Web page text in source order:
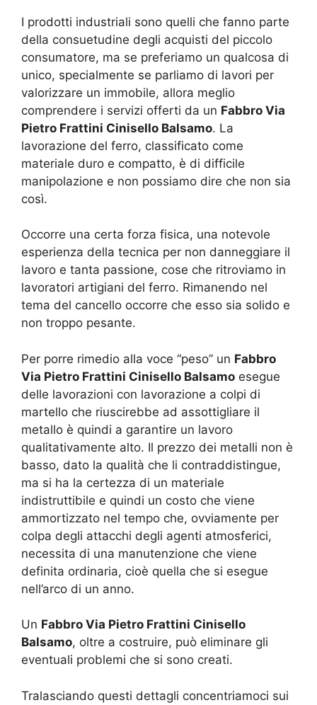
I prodotti industriali sono quelli che fanno parte
della consuetudine degli acquisti del piccolo
consumatore, ma se preferiamo un qualcosa di
unico, specialmente se parliamo di lavori per
valorizzare un immobile, allora meglio
comprendere i servizi offerti da un Fabbro Via
Pietro Frattini Cinisello Balsamo. La
lavorazione del ferro, classificato come
materiale duro e compatto, è di difficile
manipolazione e non possiamo dire che non sia
così.
Occorre una certa forza fisica, una notevole
esperienza della tecnica per non danneggiare il
lavoro e tanta passione, cose che ritroviamo in
lavoratori artigiani del ferro. Rimanendo nel
tema del cancello occorre che esso sia solido e
non troppo pesante.
Per porre rimedio alla voce “peso” un Fabbro
Via Pietro Frattini Cinisello Balsamo esegue
delle lavorazioni con lavorazione a colpi di
martello che riuscirebbe ad assottigliare il
metallo è quindi a garantire un lavoro
qualitativamente alto. Il prezzo dei metalli non è
basso, dato la qualità che li contraddistingue,
ma si ha la certezza di un materiale
indistruttibile e quindi un costo che viene
ammortizzato nel tempo che, ovviamente per
colpa degli attacchi degli agenti atmosferici,
necessita di una manutenzione che viene
definita ordinaria, cioè quella che si esegue
nell’arco di un anno.
Un Fabbro Via Pietro Frattini Cinisello
Balsamo, oltre a costruire, può eliminare gli
eventuali problemi che si sono creati.
Tralasciando questi dettagli concentriamoci sui